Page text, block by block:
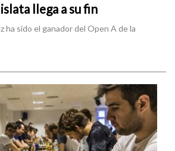
llega a su fin
ha sido el ganador del Open A de la